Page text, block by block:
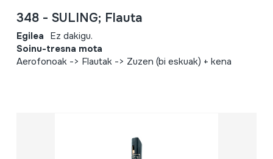
348 - SULING; Flauta
Egilea Ez dakigu.
Soinu-tresna mota
Aerofonoak -> Flautak -> Zuzen (bi eskuak) + kena